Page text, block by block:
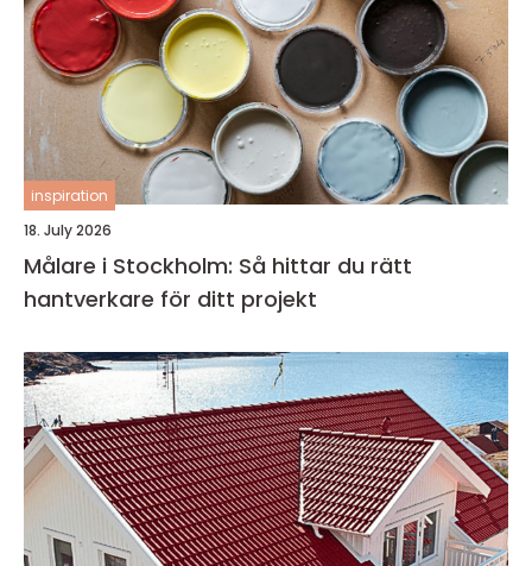
inspiration
18. July 2026
Målare i Stockholm: Så hittar du rätt
hantverkare för ditt projekt